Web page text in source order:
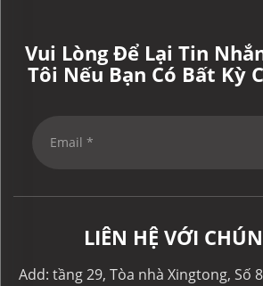
Vui Lòng Để Lại Tin
Tôi Nếu Bạn Có Bất Kỳ
LIÊN HỆ VỚI
Add: tầng 29, Tòa nhà Xingtong, Số